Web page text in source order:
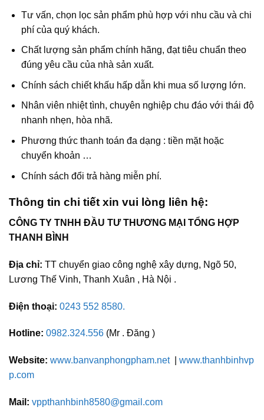
Tư vấn, chọn lọc sản phẩm phù hợp với nhu cầu và chi
phí của quý khách.
Chất lượng sản phẩm chính hãng, đạt tiêu chuẩn theo
đúng yêu cầu của nhà sản xuất.
Chính sách chiết khấu hấp dẫn khi mua số lượng lớn.
Nhân viên nhiệt tình, chuyên nghiệp chu đáo với thái độ
nhanh nhẹn, hòa nhã.
Phương thức thanh toán đa dạng : tiền mặt hoặc
chuyển khoản …
Chính sách đổi trả hàng miễn phí.
Thông tin chi tiết xin vui lòng liên hệ:
CÔNG TY TNHH ĐẦU TƯ THƯƠNG MẠI TỔNG HỢP
THANH BÌNH
Địa chỉ: TT chuyển giao công nghệ xây dựng, Ngõ 50,
Lương Thế Vinh, Thanh Xuân , Hà Nội .
Điện thoại: 0243 552 8580.
Hotline: 0982.324.556 (Mr . Đăng )
Website: www.banvanphongpham.net
www.thanhbinhvp
p.com
Mail: vppthanhbinh8580@gmail.com